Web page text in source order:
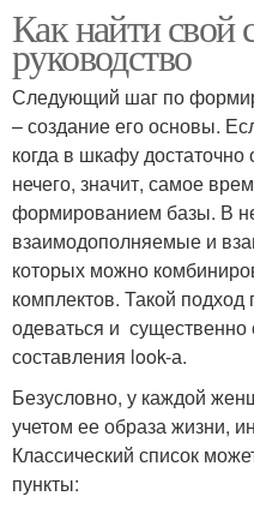
Как найти свой
руководство
Следующий шаг по
– создание его основы.
когда в шкафу
нечего, значит, самое
формированием базы. В
взаимодополняемые и
которых можно
комплектов. Такой
одеваться и существенно
составления look-а.
Безусловно, у каждой
учетом ее образа жизни,
Классический список
пункты: